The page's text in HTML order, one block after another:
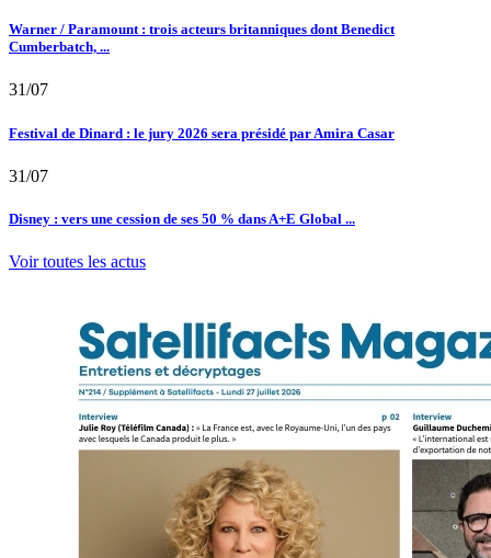
Warner / Paramount : trois acteurs britanniques dont Benedict
Cumberbatch, ...
31/07
Festival de Dinard : le jury 2026 sera présidé par Amira Casar
31/07
Disney : vers une cession de ses 50 % dans A+E Global ...
Voir toutes les actus